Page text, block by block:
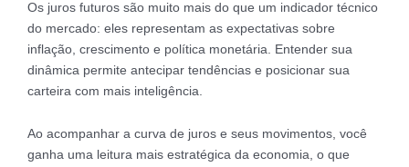
Os juros futuros são muito mais do que um indicador técnico
do mercado: eles representam as expectativas sobre
inflação, crescimento e política monetária. Entender sua
dinâmica permite antecipar tendências e posicionar sua
carteira com mais inteligência.
Ao acompanhar a curva de juros e seus movimentos, você
ganha uma leitura mais estratégica da economia, o que